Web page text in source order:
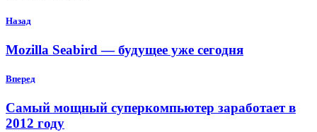
Назад
Mozilla Seabird — будущее уже сегодня
Вперед
Самый мощный суперкомпьютер заработает в
2012 году